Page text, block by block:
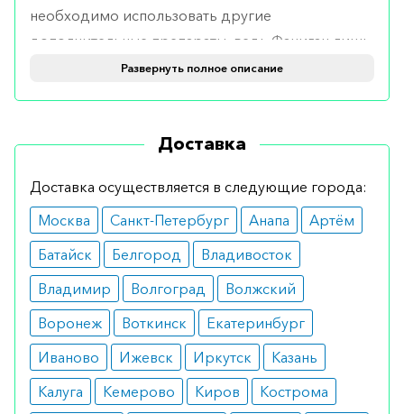
необходимо использовать другие
дополнительные препараты, ведь Фаниган лишь
временно улучшает самочувствие
Кому показан
Препарат назначается людям со следующими
ревматические заболевания, такие как
остеоартрит, бурсит, миозит и другие;
заболевания позвоночника;
синяки;
состояние после операции;
возникновение приступов мигрени;
почечное и печеночное покалывание;
ЛОР-заболевания, такие как средний отит,
фарингит и тонзиллит;
зубная боль;
чувство боли в мышцах и суставах после
выполнения больших физических нагрузок.
Развернуть полное описание
Доставка
Доставка осуществляется в следующие города:
Москва
Санкт-Петербург Анапа
Артём
Батайск
Белгород
Владивосток
Владимир
Волгоград
Волжский
Воронеж
Воткинск
Екатеринбург
Иваново
Ижевск Иркутск
Казань
Калуга
Кемерово Киров
Кострома